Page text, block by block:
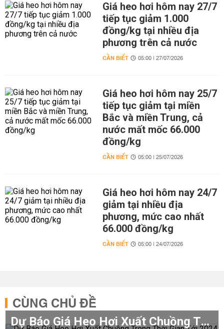
Giá heo hơi hôm nay 27/7
tiếp tục giảm 1.000
đồng/kg tại nhiều địa
phương trên cả nước
CẦN BIẾT 05:00 | 27/07/2026
Giá heo hơi hôm nay 25/7
tiếp tục giảm tại miền
Bắc và miền Trung, cả
nước mất mốc 66.000
đồng/kg
CẦN BIẾT 05:00 | 25/07/2026
Giá heo hơi hôm nay 24/7
giảm tại nhiều địa
phương, mức cao nhất
66.000 đồng/kg
CẦN BIẾT 05:00 | 24/07/2026
CÙNG CHỦ ĐỀ
Dự Báo Giá Heo Hơi Xuất Chuồng Trong Thời Gian Tới 2024